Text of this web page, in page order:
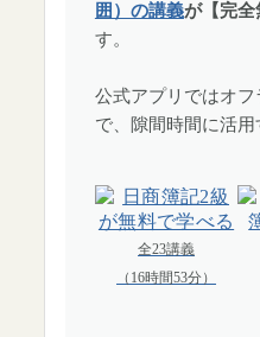
囲）の講義が【完全
す。
公式アプリではオ
で、隙間時間に活用
全23講義
（16時間53分）